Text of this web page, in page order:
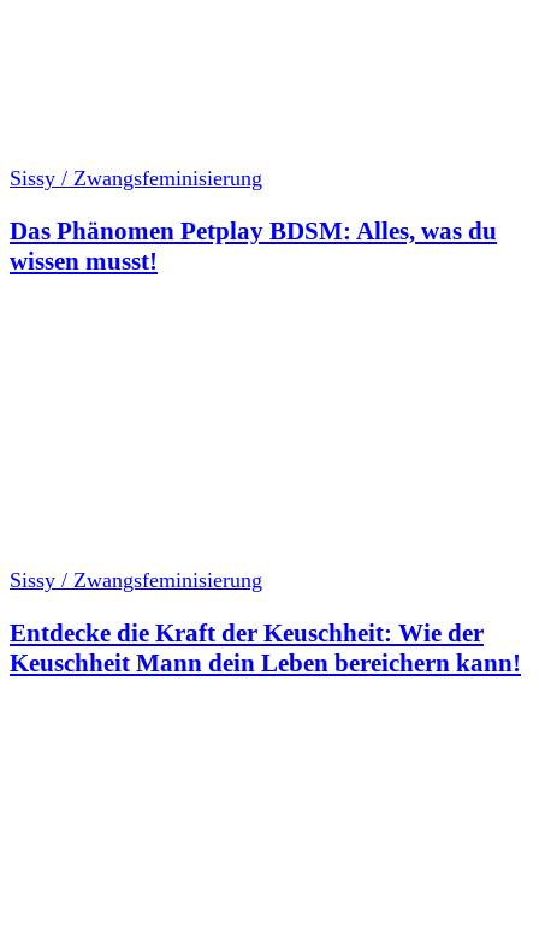
Sissy / Zwangsfeminisierung
Das Phänomen Petplay BDSM: Alles, was du
wissen musst!
Sissy / Zwangsfeminisierung
Entdecke die Kraft der Keuschheit: Wie der
Keuschheit Mann dein Leben bereichern kann!